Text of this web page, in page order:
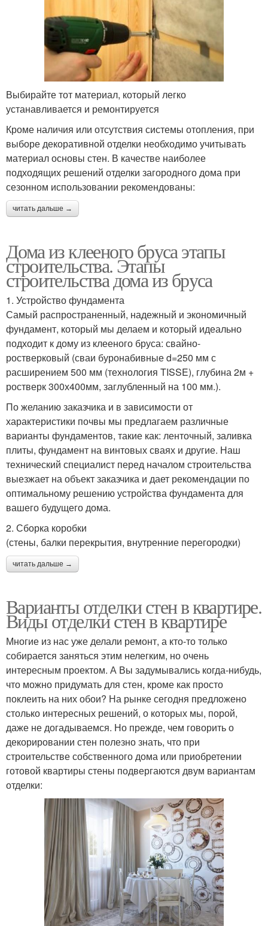
Выбирайте тот материал, который легко
устанавливается и ремонтируется
Кроме наличия или отсутствия системы отопления, при
выборе декоративной отделки необходимо учитывать
материал основы стен. В качестве наиболее
подходящих решений отделки загородного дома при
сезонном использовании рекомендованы:
читать дальше →
Дома из клееного бруса этапы
строительства. Этапы
строительства дома из бруса
1. Устройство фундамента
Самый распространенный, надежный и экономичный
фундамент, который мы делаем и который идеально
подходит к дому из клееного бруса: свайно-
ростверковый (сваи буронабивные d=250 мм с
расширением 500 мм (технология TISSE), глубина 2м +
ростверк 300х400мм, заглубленный на 100 мм.).
По желанию заказчика и в зависимости от
характеристики почвы мы предлагаем различные
варианты фундаментов, такие как: ленточный, заливка
плиты, фундамент на винтовых сваях и другие. Наш
технический специалист перед началом строительства
выезжает на объект заказчика и дает рекомендации по
оптимальному решению устройства фундамента для
вашего будущего дома.
2. Сборка коробки
(стены, балки перекрытия, внутренние перегородки)
читать дальше →
Варианты отделки стен в квартире.
Виды отделки стен в квартире
Многие из нас уже делали ремонт, а кто-то только
собирается заняться этим нелегким, но очень
интересным проектом. А Вы задумывались когда-нибудь,
что можно придумать для стен, кроме как просто
поклеить на них обои? На рынке сегодня предложено
столько интересных решений, о которых мы, порой,
даже не догадываемся. Но прежде, чем говорить о
декорировании стен полезно знать, что при
строительстве собственного дома или приобретении
готовой квартиры стены подвергаются двум вариантам
отделки: